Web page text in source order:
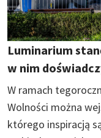
Luminarium
w nim
W ramach
Wolności można
którego inspiracją